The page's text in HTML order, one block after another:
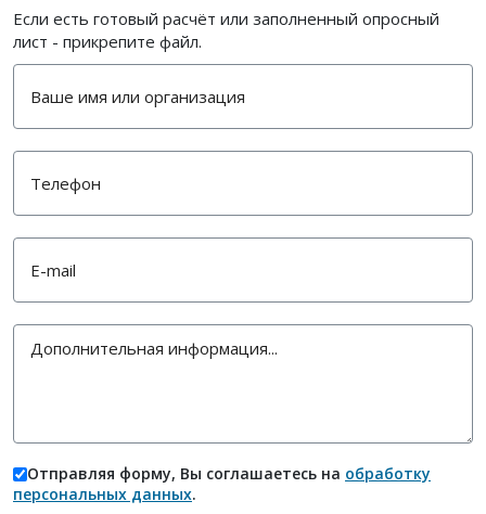
Если есть готовый расчёт или заполненный опросный
лист - прикрепите файл.
Отправляя форму, Вы соглашаетесь на обработку
персональных данных.